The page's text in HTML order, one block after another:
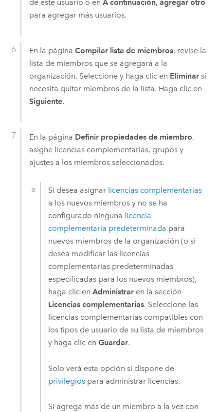
de este usuario o en A continuación, agregar otro
para agregar más usuarios.
En la página Compilar lista de miembros, revise la
lista de miembros que se agregará a la
organización. Seleccione y haga clic en Eliminarsi
necesita quitar miembros de la lista. Haga clic en
Siguiente.
En la página Definir propiedades de miembro,
asigne licencias complementarias, grupos y
ajustes a los miembros seleccionados.
Si desea asignar licencias complementarias
a los nuevos miembros y no se ha
configurado ninguna licencia
complementaria predeterminada para
nuevos miembros de la organización (o si
desea modificar las licencias
complementarias predeterminadas
especificadas para los nuevos miembros),
haga clic enAdministrar en la sección
Licencias complementarias. Seleccione las
licencias complementarias compatibles con
los tipos de usuario de su lista de miembros
y haga clic enGuardar.
Solo verá esta opción si dispone de
privilegios para administrar licencias.
Si agrega más de un miembro a la vez con